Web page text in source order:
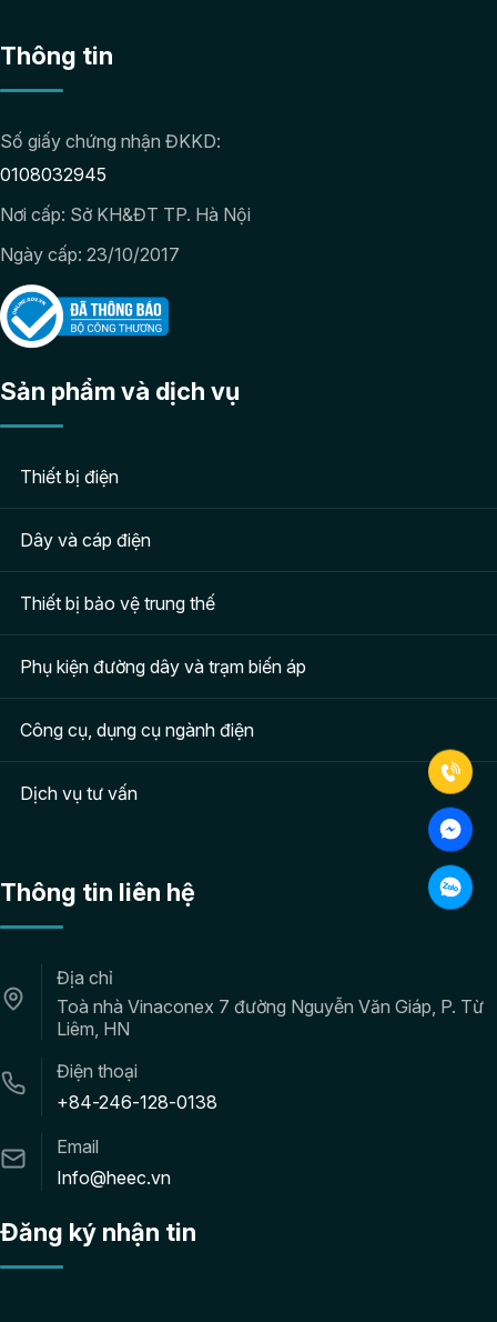
Thông tin
Số giấy chứng nhận ĐKKD:
0108032945
Nơi cấp: Sở KH&ĐT TP. Hà Nội
Ngày cấp: 23/10/2017
Sản phẩm và dịch vụ
Thiết bị điện
Dây và cáp điện
Thiết bị bảo vệ trung thế
Phụ kiện đường dây và trạm biến áp
Công cụ, dụng cụ ngành điện
Dịch vụ tư vấn
Thông tin liên hệ
Địa chỉ
Toà nhà Vinaconex 7 đường Nguyễn Văn Giáp, P. Từ
Liêm, HN
Điện thoại
+84-246-128-0138
Email
Info@heec.vn
Đăng ký nhận tin